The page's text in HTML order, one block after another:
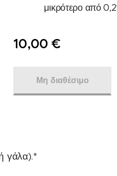
μικρότερο από
10,00 €
Μη διαθέσιμο
γάλα).*